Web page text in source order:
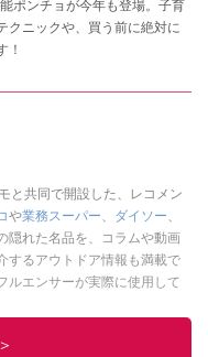
ポンチョが今年も登場。子育
クニックや、買う前に絶対に
！
と共同で開設した、レコメン
や業務スーパー、 ダイソー、
隠れた名品を、コラムや動画
するアウトドア情報も満載で
ルエンサーが実際に使用して